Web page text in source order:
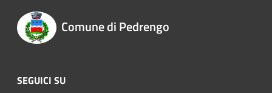
Comune di Pedrengo
SEGUICI SU